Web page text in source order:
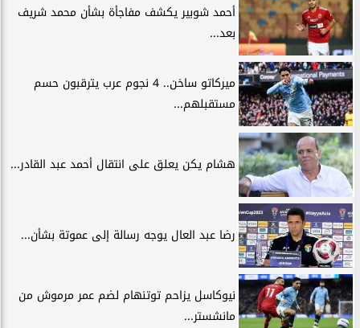
أحمد شوبير يكشف مفاجأة بشأن محمد شريف
بعد...
ميركاتو ساخن.. 4 نجوم عرب يترقبون حسم
مستقبلهم...
هشام يكن يعلق على انتقال أحمد عبد القادر...
رضا عبد العال يوجه رسالة إلى عموتة بشأن...
نيوكاسل يزاحم توتنهام لضم عمر مرموش من
مانشستر...